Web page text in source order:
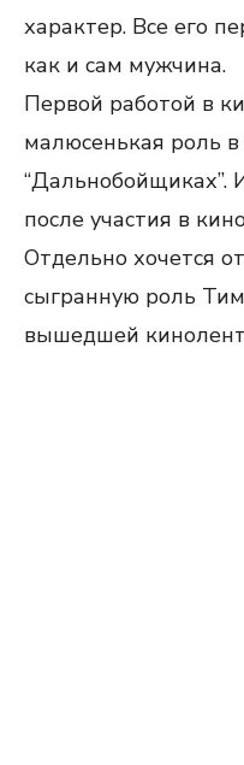
характер. Все его
как и сам мужчина.
Первой работой в
малюсенькая роль
“Дальнобойщиках”.
после участия в
Отдельно хочется
сыгранную роль
вышедшей